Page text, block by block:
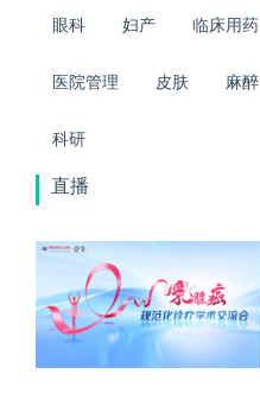
眼科 妇产 临床用药
医院管理 皮肤 麻醉
科研
直播